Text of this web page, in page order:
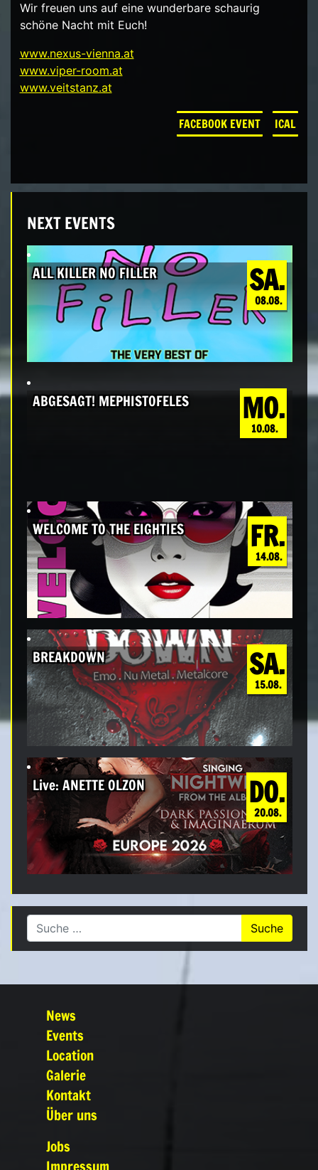
Wir freuen uns auf eine wunderbare schaurig
schöne Nacht mit Euch!
www.nexus-vienna.at
www.viper-room.at
www.veitstanz.at
FACEBOOK EVENT ICAL
NEXT EVENTS
SA.
08.08.
ALL KILLER NO FILLER
MO.
10.08.
ABGESAGT! MEPHISTOFELES
FR.
14.08.
WELCOME TO THE EIGHTIES
SA.
15.08.
BREAKDOWN
DO.
20.08.
Live: ANETTE OLZON
Suche nach:
News
Events
Location
Galerie
Kontakt
Über uns
Jobs
Impressum